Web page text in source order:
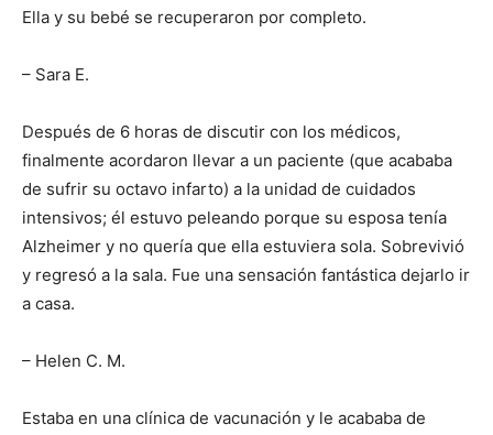
Ella y su bebé se recuperaron por completo.
– Sara E.
Después de 6 horas de discutir con los médicos,
finalmente acordaron llevar a un paciente (que acababa
de sufrir su octavo infarto) a la unidad de cuidados
intensivos; él estuvo peleando porque su esposa tenía
Alzheimer y no quería que ella estuviera sola. Sobrevivió
y regresó a la sala. Fue una sensación fantástica dejarlo ir
a casa.
– Helen C. M.
Estaba en una clínica de vacunación y le acababa de